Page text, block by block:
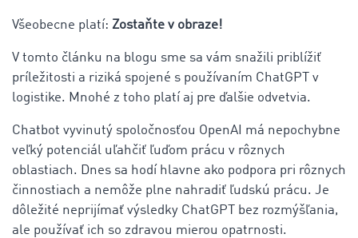
Všeobecne platí: Zostaňte v obraze!
V tomto článku na blogu sme sa vám snažili priblížiť
príležitosti a riziká spojené s používaním ChatGPT v
logistike. Mnohé z toho platí aj pre ďalšie odvetvia.
Chatbot vyvinutý spoločnosťou OpenAI má nepochybne
veľký potenciál uľahčiť ľuďom prácu v rôznych
oblastiach. Dnes sa hodí hlavne ako podpora pri rôznych
činnostiach a nemôže plne nahradiť ľudskú prácu. Je
dôležité neprijímať výsledky ChatGPT bez rozmýšľania,
ale používať ich so zdravou mierou opatrnosti.